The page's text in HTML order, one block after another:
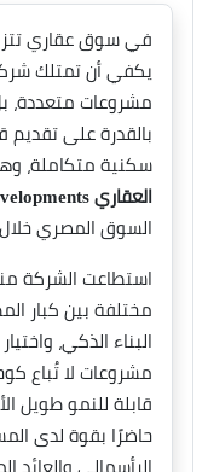
في سوق عقاري
يكفي أن تمتلك
مشروعات متعددة،
بالقدرة على تقديم
سكنية متكاملة،
العقاري Madaar Developments
السوق المصري
استطاعت الشركة
مختلفة بين كبار
البناء الذكي،
مشروعات لا تُباع
قابلة للنمو طويل
حاضرًا بقوة لدى
الرأسمالي والعائد